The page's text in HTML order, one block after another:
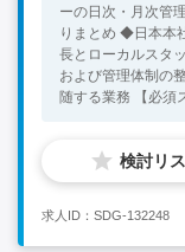
ーの日次・月次管
りまとめ ◆日本本
長とローカルスタ
および管理体制の
随する業務 【必須スキル】 ◆経理・財務に関する基礎知識をお
をお持ちの方 【
の方 ◆インドネシ
シアに在住されて
検討リ
求人ID：SDG-132248